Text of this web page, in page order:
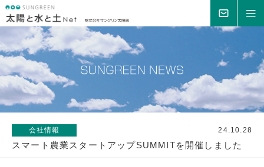
MAIL
会社情報 24.10.28
スマート農業スタートアップSUMMITを開催しました